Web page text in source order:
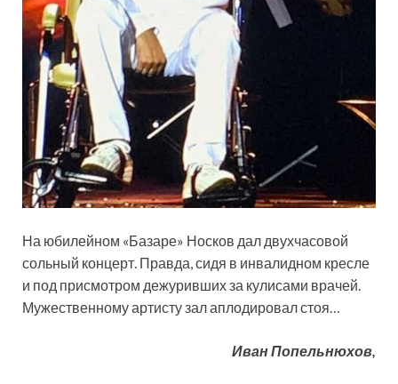
На юбилейном «Базаре» Носков дал двухчасовой
сольный концерт. Правда, сидя в инвалидном кресле
и под присмотром дежуривших за кулисами врачей.
Мужественному артисту зал аплодировал стоя…
Иван Попельнюхов,